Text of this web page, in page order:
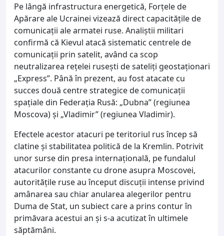
Pe lângă infrastructura energetică, Forțele de
Apărare ale Ucrainei vizează direct capacitățile de
comunicații ale armatei ruse. Analiștii militari
confirmă că Kievul atacă sistematic centrele de
comunicații prin satelit, având ca scop
neutralizarea rețelei rusești de sateliți geostaționari
„Express”. Până în prezent, au fost atacate cu
succes două centre strategice de comunicații
spațiale din Federația Rusă: „Dubna” (regiunea
Moscova) și „Vladimir” (regiunea Vladimir).
Efectele acestor atacuri pe teritoriul rus încep să
clatine și stabilitatea politică de la Kremlin. Potrivit
unor surse din presa internațională, pe fundalul
atacurilor constante cu drone asupra Moscovei,
autoritățile ruse au început discuții intense privind
amânarea sau chiar anularea alegerilor pentru
Duma de Stat, un subiect care a prins contur în
primăvara acestui an și s-a acutizat în ultimele
săptămâni.